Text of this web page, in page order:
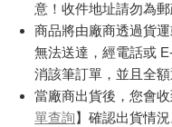
意！收件地址請勿為郵
商品將由廠商透過貨
無法送達，經電話或
消該筆訂單，並且全額
當廠商出貨後，您會
單查詢】確認出貨情況